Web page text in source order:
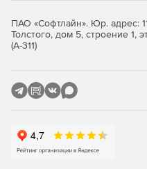
Купите Microsoft
официального дилера
ПАО «Софтлайн». Юр. адрес:
Толстого, дом 5, строение
(А-311)